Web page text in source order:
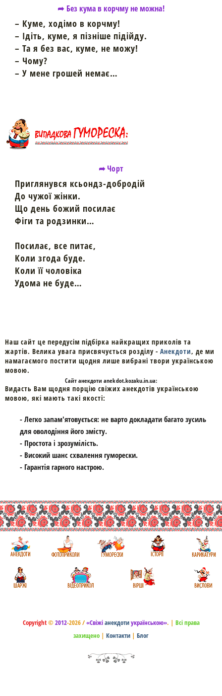
➦ Без кума в корчму не можна!
– Куме, ходімо в корчму!
– Ідіть, куме, я пізніше підійду.
– Та я без вас, куме, не можу!
– Чому?
– У мене грошей немає…
➦ Чорт
Приглянувся ксьондз-добродій
До чужої жінки.
Що день божий посилає
Фіги та родзинки…
Посилає, все питає,
Коли згода буде.
Коли її чоловіка
Удома не буде…
Наш сайт це передусім підбірка найкращих приколів та
жартів. Велика увага присвячується розділу - Анекдоти, де ми
намагаємого постити щодня лише вибрані твори українською
мовою.
Cайтанекдоти anekdot.kozaku.in.ua:
Видасть Вам щодня порцію свіжих анекдотів українською
мовою, які мають такі якості:
- Легко запам'ятовується: не варто докладати багато зусиль
для оволодіння його змісту.
- Простота і зрозумілість.
- Високий шанс схвалення гуморески.
- Гарантія гарного настрою.
Copyright© 2012-2026 /«Свіжіанекдотиукраїнською». | Всі права
захищено | Контакти | Блог